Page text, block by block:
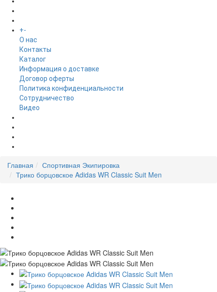
+-
O нас
Контакты
Каталог
Информация о доставке
Договор оферты
Политика конфиденциальности
Сотрудничество
Видео
Главная
Спортивная Экипировка
Трико борцовское Adidas WR Classic Suit Men